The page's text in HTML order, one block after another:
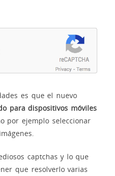
es que el nuevo
para dispositivos móviles
por ejemplo seleccionar
captchas y lo que
que resolverlo varias